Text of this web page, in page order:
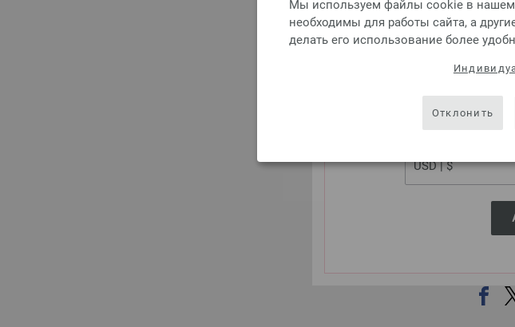
SHIPPING TO
USA - The
Мы используем файлы cookie в нашем
необходимы для работы сайта, а
делать его использование более
Отклонить